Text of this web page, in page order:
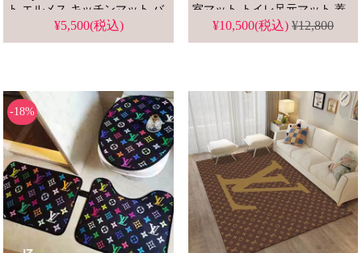
ト エルメス キッチンマット バ
スマット エルメス リビングル
¥5,500(税込)
室マット トイレ足元マット 蓋
マット¥10,500(税込)¥12,800
-18%